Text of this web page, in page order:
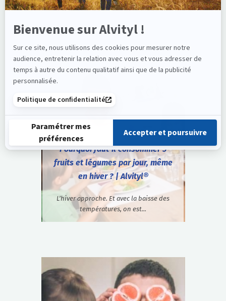
Pourquoi faut-il consommer 5
fruits et légumes par jour, même
en hiver ? | Alvityl®
L’hiver approche. Et avec la baisse des
températures, on est...